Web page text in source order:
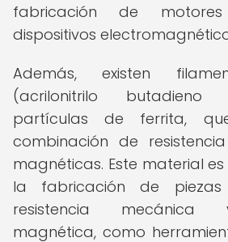
fabricación de
dispositivos
Además, existen
(acrilonitrilo butadieno
partículas de ferrita,
combinación de
magnéticas. Este material
la fabricación de piezas
resistencia
magnética, como